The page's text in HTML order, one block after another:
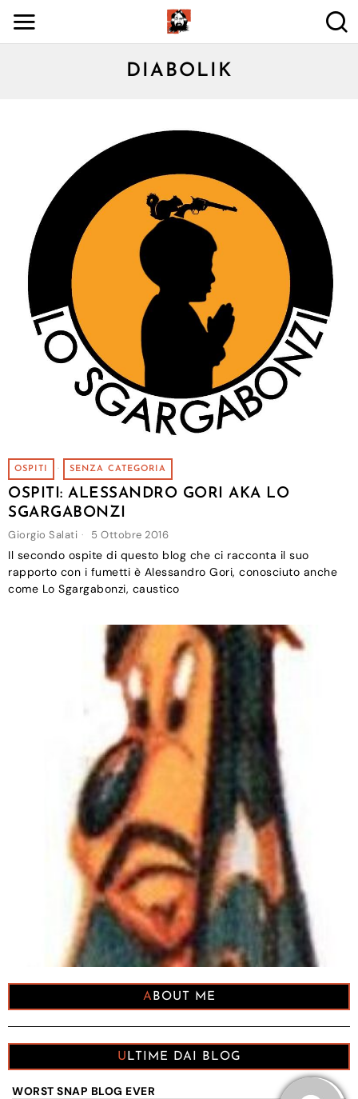
DIABOLIK
OSPITI · SENZA CATEGORIA
OSPITI: ALESSANDRO GORI AKA LO
SGARGABONZI
Giorgio Salati 5 Ottobre 2016
Il secondo ospite di questo blog che ci racconta il suo
rapporto con i fumetti è Alessandro Gori, conosciuto anche
come Lo Sgargabonzi, caustico
ABOUT ME
ULTIME DAI BLOG
WORST SNAP BLOG EVER